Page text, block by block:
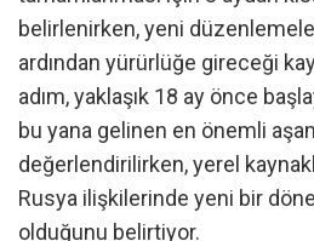
belirlenirken, yeni
ardından yürürlüğe gireceği
adım, yaklaşık 18 ay önce
bu yana gelinen en önemli
değerlendirilirken, yerel
Rusya ilişkilerinde yeni bir
olduğunu belirtiyor.